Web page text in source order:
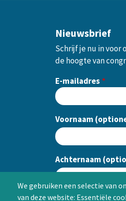
We gebruiken een selectie van
van deze website: Essentiële
Nieuwsbrief
Schrijf je nu in voor
de hoogte van
E-mailadres
Voornaam
Achternaam